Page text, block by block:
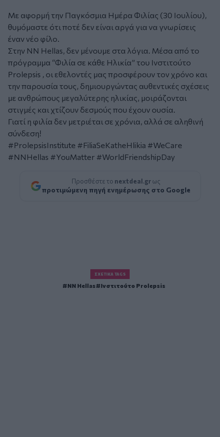
Με αφορμή την Παγκόσμια Ημέρα Φιλίας (30 Ιουλίου),
θυμόμαστε ότι ποτέ δεν είναι αργά για να γνωρίσεις
έναν νέο φίλο.
Στην NN Hellas, δεν μένουμε στα λόγια. Μέσα από το
πρόγραμμα “Φιλία σε κάθε Ηλικία” του Ινστιτούτο
Prolepsis , οι εθελοντές μας προσφέρουν τον χρόνο και
την παρουσία τους, δημιουργώντας αυθεντικές σχέσεις
με ανθρώπους μεγαλύτερης ηλικίας, μοιράζονται
στιγμές και χτίζουν δεσμούς που έχουν ουσία.
Γιατί η φιλία δεν μετριέται σε χρόνια, αλλά σε αληθινή
σύνδεση!
#ProlepsisInstitute #FiliaSeKatheHlikia #WeCare
#NNHellas #YouMatter #WorldFriendshipDay
Προσθέστε το nextdeal.gr ως
προτιμώμενη πηγή ενημέρωσης στο Google
ΣΧΕΤΙΚΆ TAGS
NN Hellas Ινστιτούτο Prolepsis